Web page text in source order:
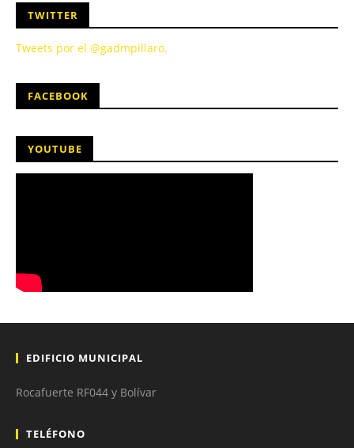
TWITTER
Tweets por el @gadmpillaro.
FACEBOOK
YOUTUBE
EDIFICIO MUNICIPAL
Rocafuerte RF044 y Bolívar
TELÉFONO